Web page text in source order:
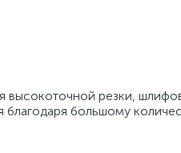
высокоточной резки,
благодаря большому